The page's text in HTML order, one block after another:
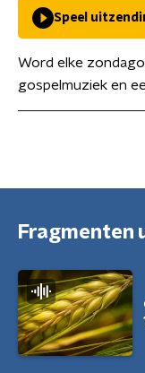
Speel
Word elke
gospelmuziek en
Fragmenten